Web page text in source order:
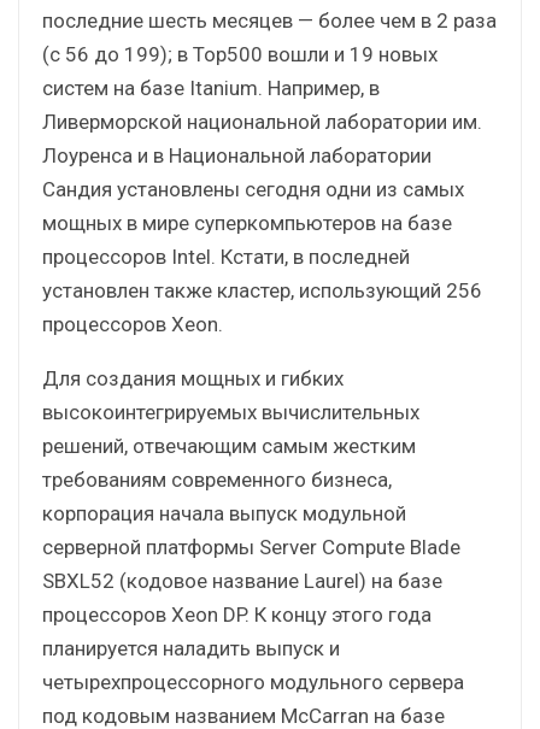
последние шесть месяцев — более чем в 2 раза
(с 56 до 199); в Top500 вошли и 19 новых
систем на базе Itanium. Например, в
Ливерморской национальной лаборатории им.
Лоуренса и в Национальной лаборатории
Сандия установлены сегодня одни из самых
мощных в мире суперкомпьютеров на базе
процессоров Intel. Кстати, в последней
установлен также кластер, использующий 256
процессоров Xeon.
Для создания мощных и гибких
высокоинтегрируемых вычислительных
решений, отвечающим самым жестким
требованиям современного бизнеса,
корпорация начала выпуск модульной
серверной платформы Server Compute Blade
SBXL52 (кодовое название Laurel) на базе
процессоров Xeon DP. К концу этого года
планируется наладить выпуск и
четырехпроцессорного модульного сервера
под кодовым названием McCarran на базе